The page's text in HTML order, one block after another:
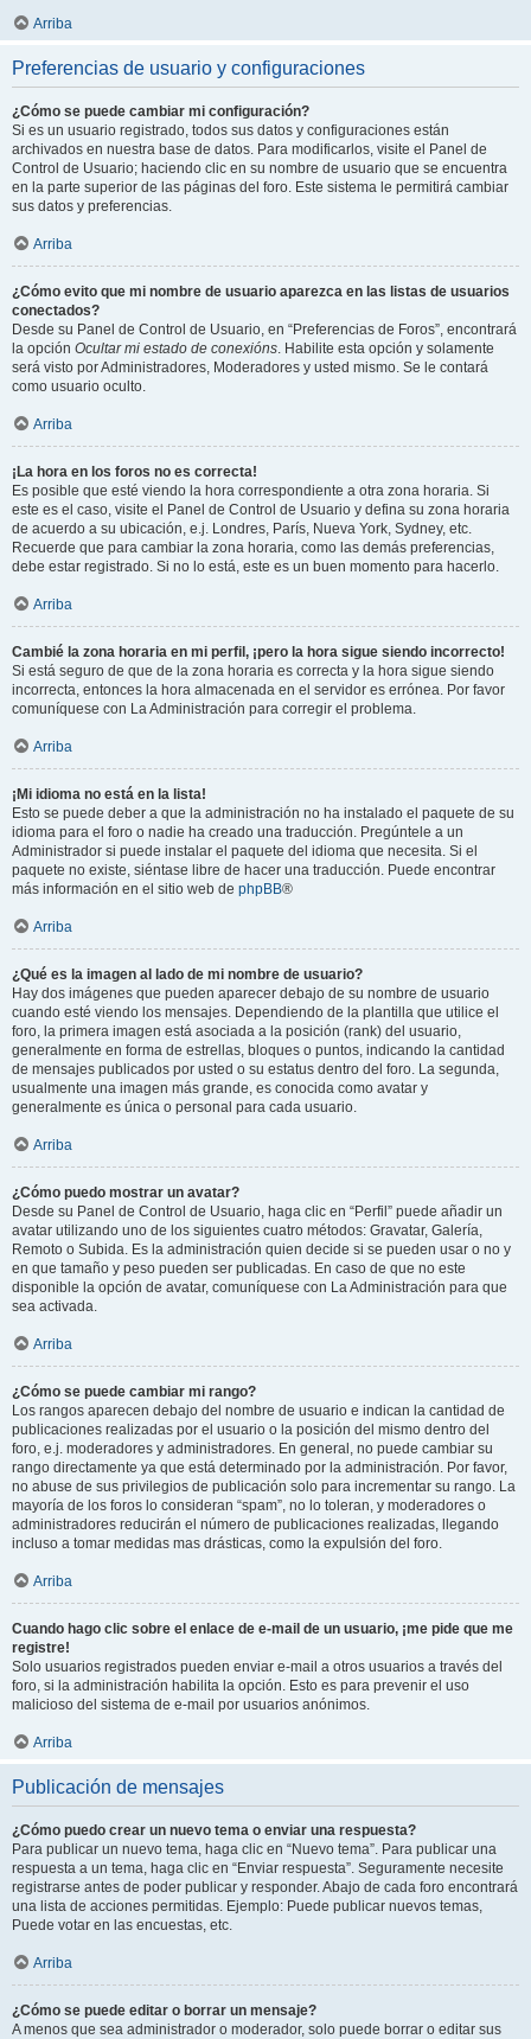
Arriba
Preferencias de usuario y configuraciones
¿Cómo se puede cambiar mi configuración?
Si es un usuario registrado, todos sus datos y configuraciones están
archivados en nuestra base de datos. Para modificarlos, visite el Panel de
Control de Usuario; haciendo clic en su nombre de usuario que se encuentra
en la parte superior de las páginas del foro. Este sistema le permitirá cambiar
sus datos y preferencias.
Arriba
¿Cómo evito que mi nombre de usuario aparezca en las listas de usuarios
conectados?
Desde su Panel de Control de Usuario, en “Preferencias de Foros”, encontrará
la opción Ocultar mi estado de conexións. Habilite esta opción y solamente
será visto por Administradores, Moderadores y usted mismo. Se le contará
como usuario oculto.
Arriba
¡La hora en los foros no es correcta!
Es posible que esté viendo la hora correspondiente a otra zona horaria. Si
este es el caso, visite el Panel de Control de Usuario y defina su zona horaria
de acuerdo a su ubicación, e.j. Londres, París, Nueva York, Sydney, etc.
Recuerde que para cambiar la zona horaria, como las demás preferencias,
debe estar registrado. Si no lo está, este es un buen momento para hacerlo.
Arriba
Cambié la zona horaria en mi perfil, ¡pero la hora sigue siendo incorrecto!
Si está seguro de que de la zona horaria es correcta y la hora sigue siendo
incorrecta, entonces la hora almacenada en el servidor es errónea. Por favor
comuníquese con La Administración para corregir el problema.
Arriba
¡Mi idioma no está en la lista!
Esto se puede deber a que la administración no ha instalado el paquete de su
idioma para el foro o nadie ha creado una traducción. Pregúntele a un
Administrador si puede instalar el paquete del idioma que necesita. Si el
paquete no existe, siéntase libre de hacer una traducción. Puede encontrar
más información en el sitio web de phpBB®
Arriba
¿Qué es la imagen al lado de mi nombre de usuario?
Hay dos imágenes que pueden aparecer debajo de su nombre de usuario
cuando esté viendo los mensajes. Dependiendo de la plantilla que utilice el
foro, la primera imagen está asociada a la posición (rank) del usuario,
generalmente en forma de estrellas, bloques o puntos, indicando la cantidad
de mensajes publicados por usted o su estatus dentro del foro. La segunda,
usualmente una imagen más grande, es conocida como avatar y
generalmente es única o personal para cada usuario.
Arriba
¿Cómo puedo mostrar un avatar?
Desde su Panel de Control de Usuario, haga clic en “Perfil” puede añadir un
avatar utilizando uno de los siguientes cuatro métodos: Gravatar, Galería,
Remoto o Subida. Es la administración quien decide si se pueden usar o no y
en que tamaño y peso pueden ser publicadas. En caso de que no este
disponible la opción de avatar, comuníquese con La Administración para que
sea activada.
Arriba
¿Cómo se puede cambiar mi rango?
Los rangos aparecen debajo del nombre de usuario e indican la cantidad de
publicaciones realizadas por el usuario o la posición del mismo dentro del
foro, e.j. moderadores y administradores. En general, no puede cambiar su
rango directamente ya que está determinado por la administración. Por favor,
no abuse de sus privilegios de publicación solo para incrementar su rango. La
mayoría de los foros lo consideran “spam”, no lo toleran, y moderadores o
administradores reducirán el número de publicaciones realizadas, llegando
incluso a tomar medidas mas drásticas, como la expulsión del foro.
Arriba
Cuando hago clic sobre el enlace de e-mail de un usuario, ¡me pide que me
registre!
Solo usuarios registrados pueden enviar e-mail a otros usuarios a través del
foro, si la administración habilita la opción. Esto es para prevenir el uso
malicioso del sistema de e-mail por usuarios anónimos.
Arriba
Publicación de mensajes
¿Cómo puedo crear un nuevo tema o enviar una respuesta?
Para publicar un nuevo tema, haga clic en “Nuevo tema”. Para publicar una
respuesta a un tema, haga clic en “Enviar respuesta”. Seguramente necesite
registrarse antes de poder publicar y responder. Abajo de cada foro encontrará
una lista de acciones permitidas. Ejemplo: Puede publicar nuevos temas,
Puede votar en las encuestas, etc.
Arriba
¿Cómo se puede editar o borrar un mensaje?
A menos que sea administrador o moderador, solo puede borrar o editar sus